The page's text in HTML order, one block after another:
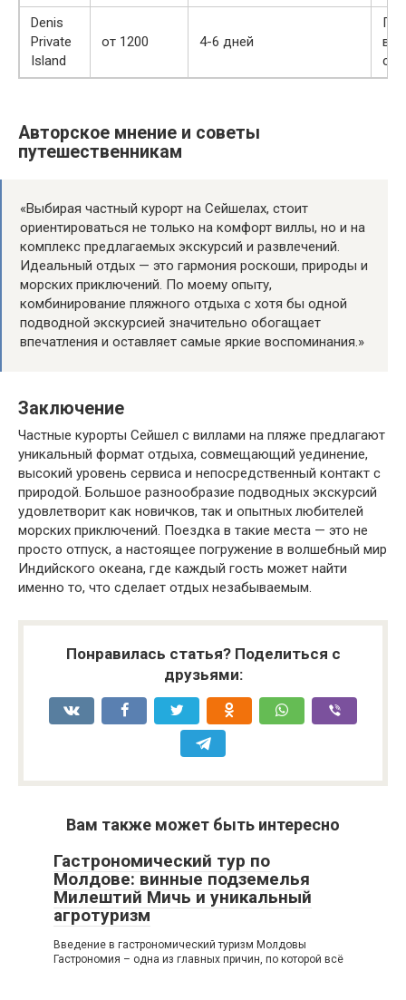
Denis
Private
Island
от 1200 4-6 дней
Авторское мнение и советы
путешественникам
«Выбирая частный курорт на Сейшелах, стоит
ориентироваться не только на комфорт виллы, но и на
комплекс предлагаемых экскурсий и развлечений.
Идеальный отдых — это гармония роскоши, природы и
морских приключений. По моему опыту,
комбинирование пляжного отдыха с хотя бы одной
подводной экскурсией значительно обогащает
впечатления и оставляет самые яркие воспоминания.»
Заключение
Частные курорты Сейшел с виллами на пляже предлагают
уникальный формат отдыха, совмещающий уединение,
высокий уровень сервиса и непосредственный контакт с
природой. Большое разнообразие подводных экскурсий
удовлетворит как новичков, так и опытных любителей
морских приключений. Поездка в такие места — это не
просто отпуск, а настоящее погружение в волшебный мир
Индийского океана, где каждый гость может найти
именно то, что сделает отдых незабываемым.
Понравилась статья? Поделиться с
друзьями:
Вам также может быть интересно
Гастрономический тур по
Молдове: винные подземелья
Милештий Мичь и уникальный
агротуризм
Введение в гастрономический туризм Молдовы
Гастрономия – одна из главных причин, по которой всё